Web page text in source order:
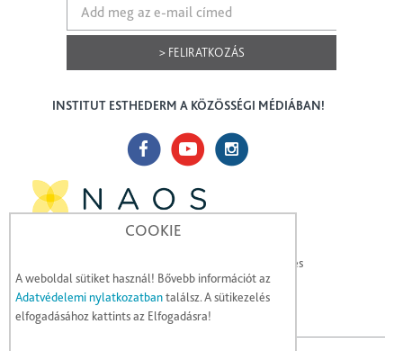
> FELIRATKOZÁS
INSTITUT ESTHEDERM A KÖZÖSSÉGI MÉDIÁBAN!
hatékonyabban megóvhatja a bőr ökoszisztémáját, és
megerősítheti a természetes mechanizmusait.
COOKIE
A weboldal sütiket használ! Bővebb információt az
Adatvédelemi nylatkozatbantalálsz. A sütikezelés
elfogadásához kattints az Elfogadásra!